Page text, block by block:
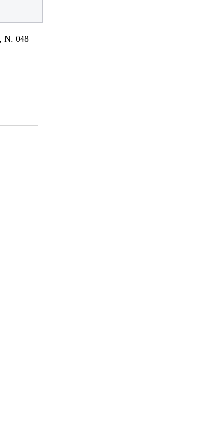
N. 048